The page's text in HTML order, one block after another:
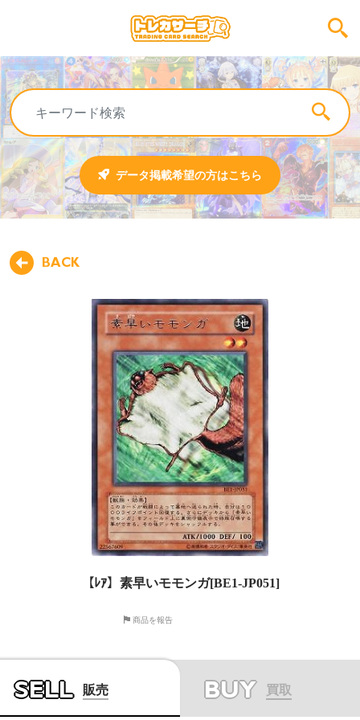
データ掲載希望の方はこちら
BACK
【ﾚｱ】素早いモモンガ[BE1-JP051]
商品を報告
SELL 販売 BUY 買取